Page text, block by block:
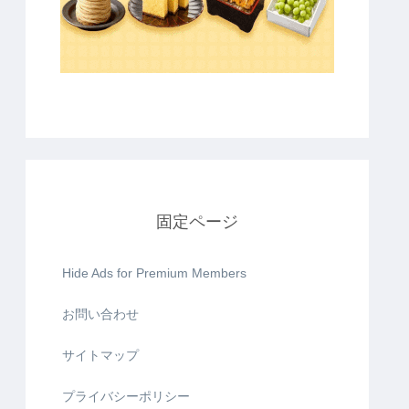
固定ページ
Hide Ads for Premium Members
お問い合わせ
サイトマップ
プライバシーポリシー